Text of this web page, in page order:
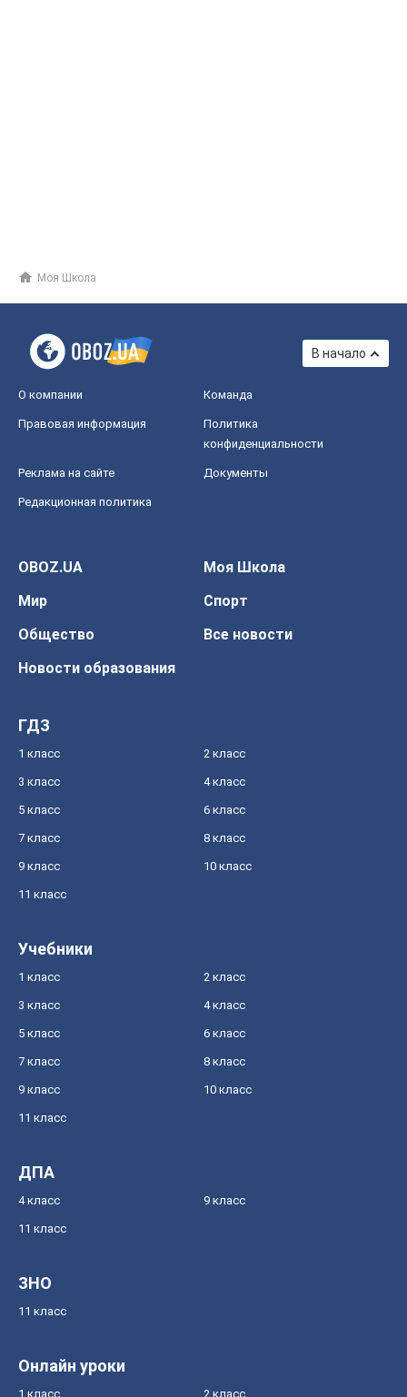
Моя Школа
В начало
О компании Команда
Правовая информация
Политика
конфиденциальности
Реклама на сайте Документы
Редакционная политика
OBOZ.UA
Моя Школа
Мир
Спорт
Общество
Все новости
Новости образования
ГДЗ
1 класс 2 класс
3 класс 4 класс
5 класс 6 класс
7 класс 8 класс
9 класс 10 класс
11 класс
Учебники
1 класс 2 класс
3 класс 4 класс
5 класс 6 класс
7 класс 8 класс
9 класс 10 класс
11 класс
ДПА
4 класс 9 класс
11 класс
ЗНО
11 класс
Онлайн уроки
1 класс 2 класс